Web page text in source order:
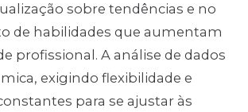
sobre tendências e no
de habilidades que aumentam
profissional. A análise de dados
exigindo flexibilidade e
para se ajustar às